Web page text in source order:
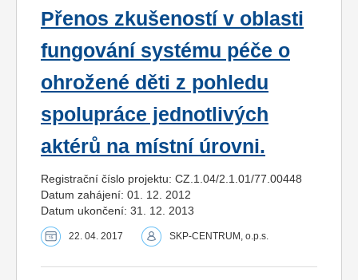
Přenos zkušeností v oblasti
fungování systému péče o
ohrožené děti z pohledu
spolupráce jednotlivých
aktérů na místní úrovni.
Registrační číslo projektu: CZ.1.04/2.1.01/77.00448
Datum zahájení: 01. 12. 2012
Datum ukončení: 31. 12. 2013
22. 04. 2017 SKP-CENTRUM, o.p.s.